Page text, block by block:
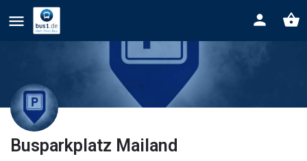
Busparkplatz Mailand